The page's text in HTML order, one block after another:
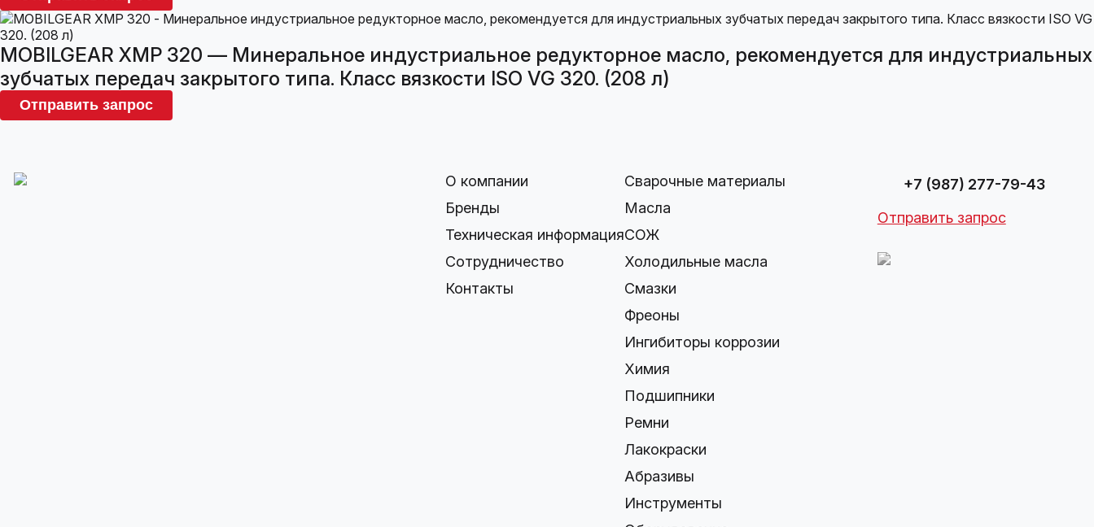
MOBILGEAR XMP 320 — Минеральное индустриальное редукторное масло, рекомендуется для индустриальных
зубчатых передач закрытого типа. Класс вязкости ISO VG 320. (208 л)
Отправить запрос
О компании
Бренды
Техническая информация
Сотрудничество
Контакты
Сварочные материалы
Масла
СОЖ
Холодильные масла
Смазки
Фреоны
Ингибиторы коррозии
Химия
Подшипники
Ремни
Лакокраски
Абразивы
Инструменты
+7 (987) 277-79-43
Отправить запрос